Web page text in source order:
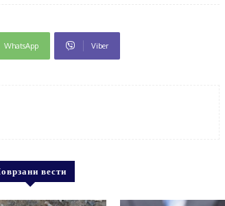
WhatsApp Viber
вести